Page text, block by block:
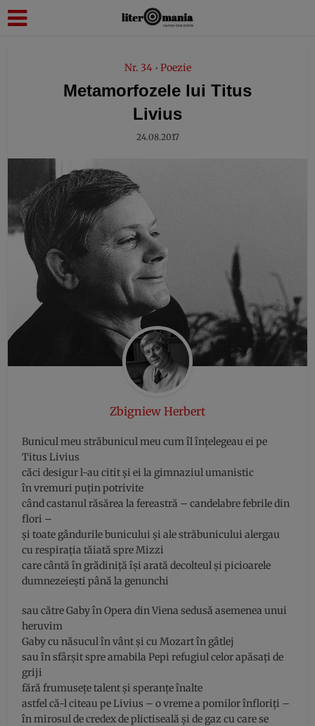
Nr. 34 • Poezie
Metamorfozele lui Titus
Livius
24.08.2017
Zbigniew Herbert
Bunicul meu străbunicul meu cum îl înțelegeau ei pe
Titus Livius
căci desigur l-au citit și ei la gimnaziul umanistic
în vremuri puțin potrivite
când castanul răsărea la fereastră – candelabre febrile din
flori –
și toate gândurile bunicului și ale străbunicului alergau
cu respirația tăiată spre Mizzi
care cântă în grădiniță își arată decolteul și picioarele
dumnezeiești până la genunchi
sau către Gaby în Opera din Viena sedusă asemenea unui
heruvim
Gaby cu năsucul în vânt și cu Mozart în gâtlej
sau în sfârșit spre amabila Pepi refugiul celor apăsați de
griji
fără frumusețe talent și speranțe înalte
astfel că-l citeau pe Livius – o vreme a pomilor înfloriți –
în mirosul de credex de plictiseală și de gaz cu care se
modal-check